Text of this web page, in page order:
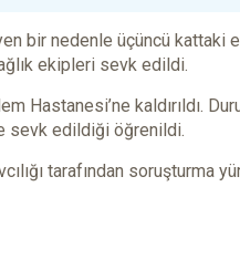
bir nedenle üçüncü kattaki
ekipleri sevk edildi.
Hastanesi’ne kaldırıldı.
sevk edildiği öğrenildi.
tarafından soruşturma